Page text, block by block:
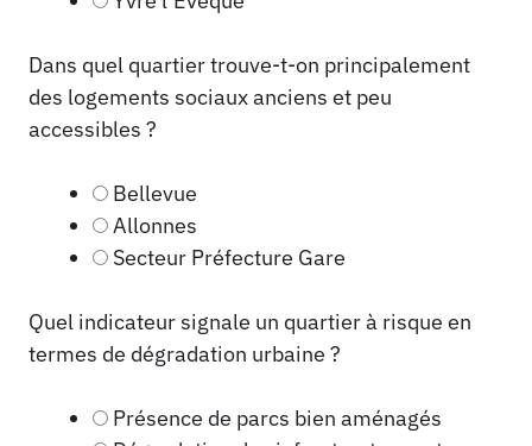
Dans quel quartier trouve-t-on principalement
des logements sociaux anciens et peu
accessibles ?
Bellevue
Allonnes
Secteur Préfecture Gare
Quel indicateur signale un quartier à risque en
termes de dégradation urbaine ?
Présence de parcs bien aménagés